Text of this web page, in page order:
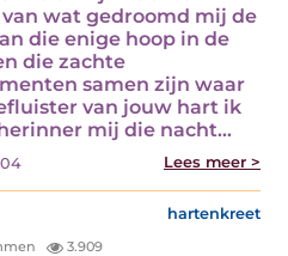
wat gedroomd mij de
die enige hoop in de
die zachte
samen zijn waar
van jouw hart ik
mij die nacht…
Lees meer >
hartenkreet
3.909